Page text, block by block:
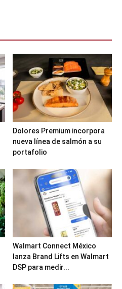
Dolores Premium incorpora
nueva línea de salmón a su
portafolio
Walmart Connect México
lanza Brand Lifts en Walmart
DSP para medir...